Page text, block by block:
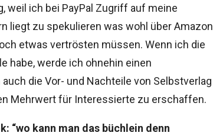
weil ich bei PayPal Zugriff auf meine
liegt zu spekulieren was wohl über Amazon
etwas vertrösten müssen. Wenn ich die
habe, werde ich ohnehin einen
die Vor- und Nachteile von Selbstverlag
Mehrwert für Interessierte zu erschaffen.
“wo kann man das büchlein denn